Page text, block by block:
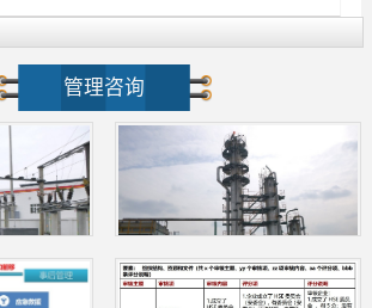
管理咨询